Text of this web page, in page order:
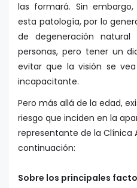
las formará. Sin
esta patología, por lo
de degeneración
personas, pero tener un
evitar que la visión se
incapacitante.
Pero más allá de la edad,
riesgo que inciden en la
representante de la Clínica
continuación:
Sobre los principales